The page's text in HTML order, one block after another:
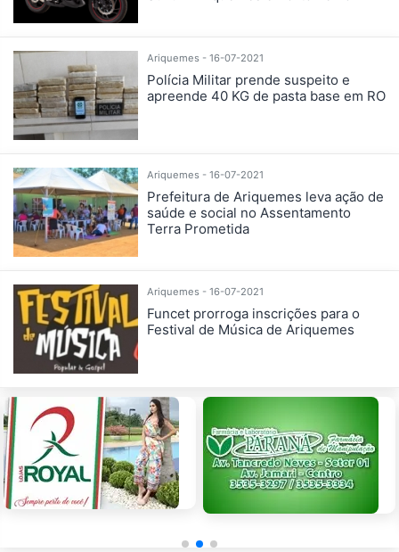
Ariquemes - 16-07-2021
Polícia Militar prende suspeito e
apreende 40 KG de pasta base em RO
Ariquemes - 16-07-2021
Prefeitura de Ariquemes leva ação de
saúde e social no Assentamento
Terra Prometida
Ariquemes - 16-07-2021
Funcet prorroga inscrições para o
Festival de Música de Ariquemes